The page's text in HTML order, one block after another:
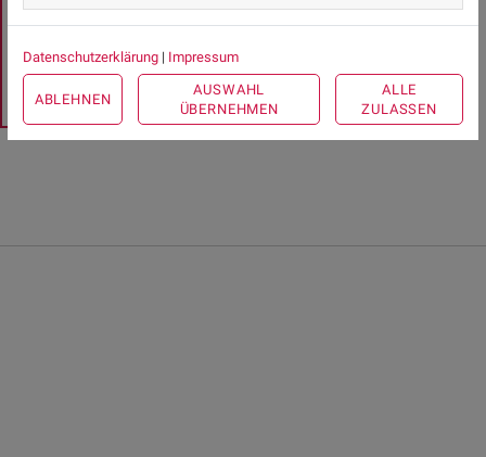
Datenschutzerklärung | Impressum
ABLEHNEN
AUSWAHL
ÜBERNEHMEN
ALLE
ZULASSEN